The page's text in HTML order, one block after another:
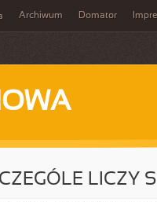
Archiwum Domator
LICZY